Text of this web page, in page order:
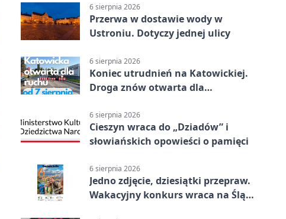
6 sierpnia 2026
Przerwa w dostawie wody w
Ustroniu. Dotyczy jednej ulicy
6 sierpnia 2026
Koniec utrudnień na Katowickiej.
Droga znów otwarta dla
6 sierpnia 2026
Cieszyn wraca do „Dziadów” i
słowiańskich opowieści o pamięci
6 sierpnia 2026
Jedno zdjęcie, dziesiątki przepraw.
Wakacyjny konkurs wraca na Śląsk